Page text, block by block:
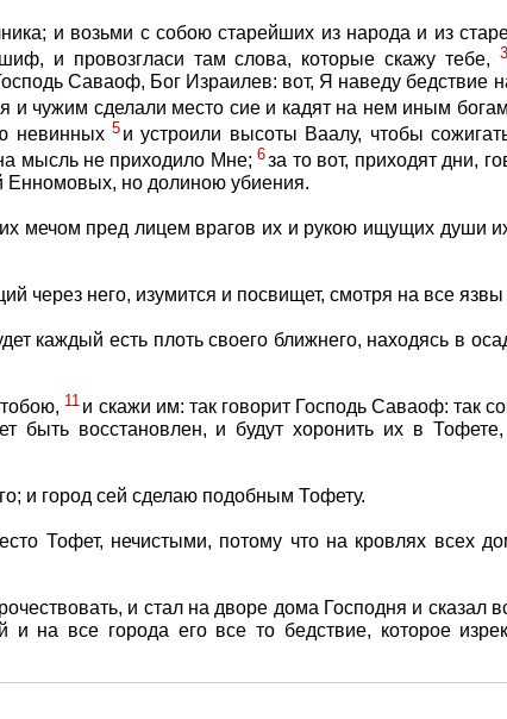
и возьми с собою старейших из народа и из
и провозгласи там слова, которые скажу тебе, 3
Саваоф, Бог Израилев: вот, Я наведу бедствие
и чужим сделали место сие и кадят на нем иным
невинных 5 и устроили высоты Ваалу, чтобы
мысль не приходило Мне;6за то вот, приходят дни,
Енномовых, но долиною убиения.
мечом пред лицем врагов их и рукою ищущих души
через него, изумится и посвищет, смотря на все язвы
каждый есть плоть своего ближнего, находясь в
11 и скажи им: так говорит Господь Саваоф: так
быть восстановлен, и будут хоронить их в
и город сей сделаю подобным Тофету.
Тофет, нечистыми, потому что на кровлях всех
и стал на дворе дома Господня и сказал
на все города его все то бедствие, которое